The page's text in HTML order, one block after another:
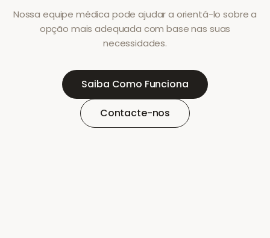
Nossa equipe médica pode ajudar a orientá-lo sobre a
opção mais adequada com base nas suas
necessidades.
Saiba Como Funciona
Contacte-nos